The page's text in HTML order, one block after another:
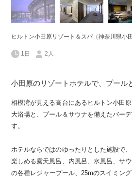
ヒルトン小田原リゾート＆スパ（神奈川県小
1日 2人
小田原のリゾートホテルで、プール
相模湾が見える高台にあるヒルトン小田
大浴場と、プール＆サウナを備えたバー
す。
ホテルならではのゆったりとした施設で
楽しめる露天風呂、内風呂、水風呂、サ
の各種レジャープール、25mのスイミン